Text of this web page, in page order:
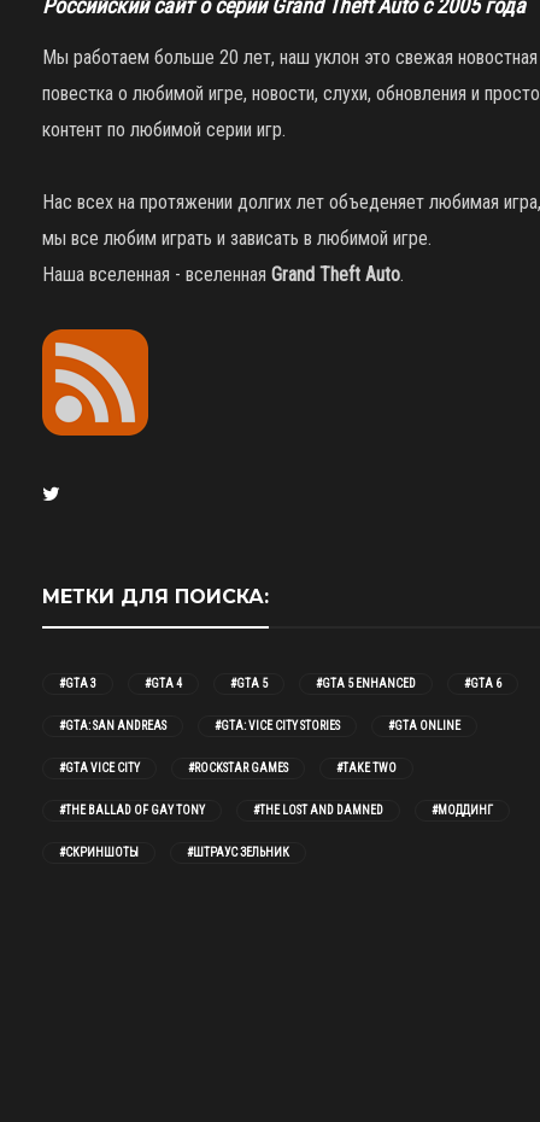
Российский сайт о серии Grand Theft Auto с 2005 года
Мы работаем больше 20 лет, наш уклон это свежая новостная
повестка о любимой игре, новости, слухи, обновления и просто
контент по любимой серии игр.
Нас всех на протяжении долгих лет объеденяет любимая игра,
мы все любим играть и зависать в любимой игре.
Наша вселенная - вселенная Grand Theft Auto.
МЕТКИ ДЛЯ ПОИСКА:
#GTA 3 #GTA 4 #GTA 5 #GTA 5 ENHANCED #GTA 6
#GTA: SAN ANDREAS #GTA: VICE CITY STORIES #GTA ONLINE
#GTA VICE CITY #ROCKSTAR GAMES #TAKE TWO
#THE BALLAD OF GAY TONY #THE LOST AND DAMNED #МОДДИНГ
#СКРИНШОТЫ #ШТРАУС ЗЕЛЬНИК